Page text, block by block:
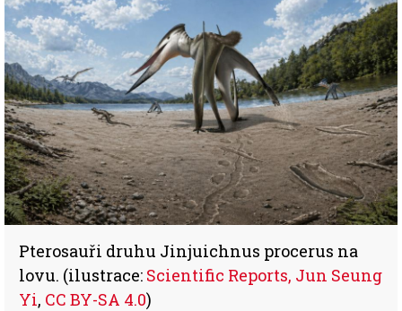
Pterosauři druhu Jinjuichnus procerus na
lovu. (ilustrace: Scientific Reports, Jun Seung
Yi, CC BY-SA 4.0)